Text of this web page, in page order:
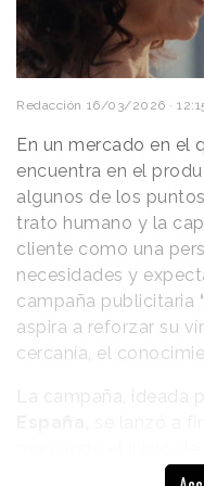
Redacción 16/03/2026 ·
En un mercado en el
encuentra en el
algunos de los
trato humano y la
cliente como una
necesidades y
campaña publicitaria
aspira a reforzar su
cercanía, el
La campaña, ideada